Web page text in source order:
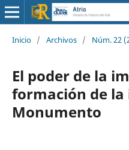
Inicio / Archivos / Núm. 22
El poder de la
formación de la
Monumento